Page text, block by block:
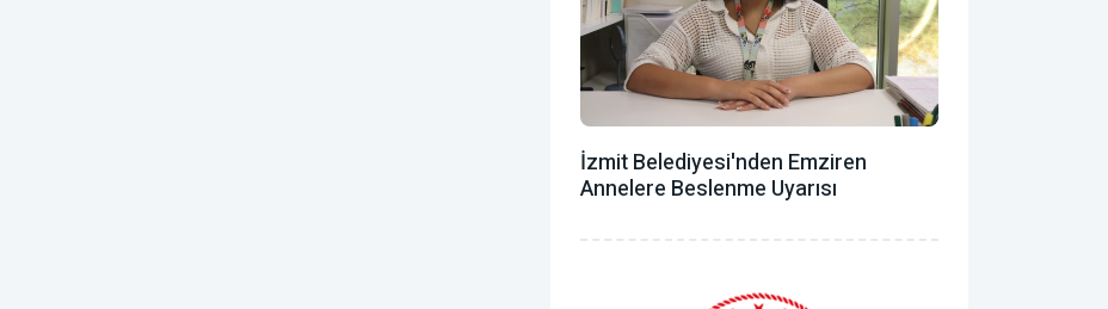
İzmit Belediyesi'nden Emziren
Annelere Beslenme Uyarısı